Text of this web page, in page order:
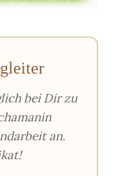
bei Dir zu
an.